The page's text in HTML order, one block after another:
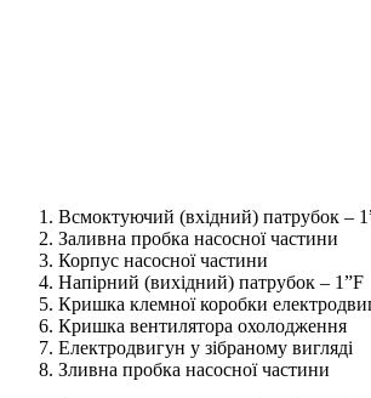
Всмоктуючий (вхідний) патрубок –
Заливна пробка насосної частини
Корпус насосної частини
Напірний (вихідний) патрубок – 1”F
Кришка клемної коробки
Кришка вентилятора охолодження
Електродвигун у зібраному вигляді
Зливна пробка насосної частини